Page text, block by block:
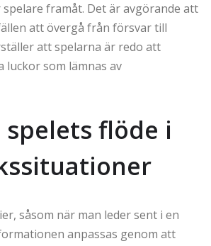
framåt. Det är avgörande att
att övergå från försvar till
att spelarna är redo att
luckor som lämnas av
flöde i
såsom när man leder sent i en
anpassas genom att